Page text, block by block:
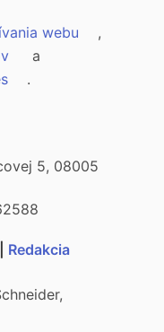
webu
,
a
.
5, 08005
Redakcia